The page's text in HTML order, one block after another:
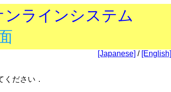
ラインシステム
[Japanese] / [English]
ださい．